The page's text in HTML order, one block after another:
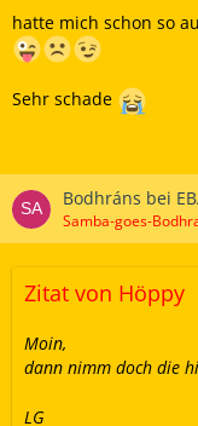
hatte mich schon so
Sehr schade
Bodhráns bei
Samba-goes-
Zitat von Höppy
Moin,
dann nimm doch die
LG